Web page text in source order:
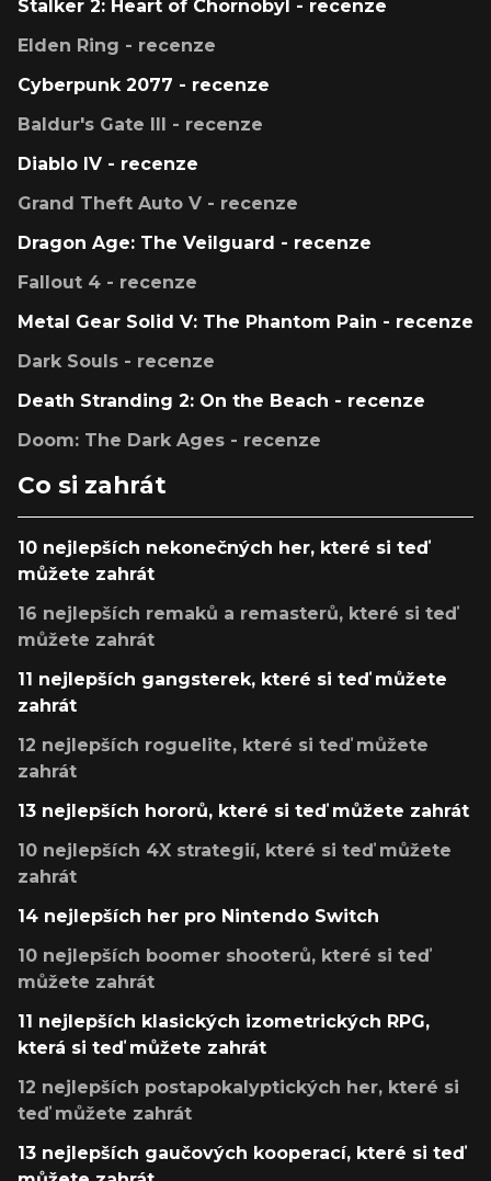
Stalker 2: Heart of Chornobyl - recenze
Elden Ring - recenze
Cyberpunk 2077 - recenze
Baldur's Gate III - recenze
Diablo IV - recenze
Grand Theft Auto V - recenze
Dragon Age: The Veilguard - recenze
Fallout 4 - recenze
Metal Gear Solid V: The Phantom Pain - recenze
Dark Souls - recenze
Death Stranding 2: On the Beach - recenze
Doom: The Dark Ages - recenze
Co si zahrát
10 nejlepších nekonečných her, které si teď
můžete zahrát
16 nejlepších remaků a remasterů, které si teď
můžete zahrát
11 nejlepších gangsterek, které si teď můžete
zahrát
12 nejlepších roguelite, které si teď můžete
zahrát
13 nejlepších hororů, které si teď můžete zahrát
10 nejlepších 4X strategií, které si teď můžete
zahrát
14 nejlepších her pro Nintendo Switch
10 nejlepších boomer shooterů, které si teď
můžete zahrát
11 nejlepších klasických izometrických RPG,
která si teď můžete zahrát
12 nejlepších postapokalyptických her, které si
teď můžete zahrát
13 nejlepších gaučových kooperací, které si teď